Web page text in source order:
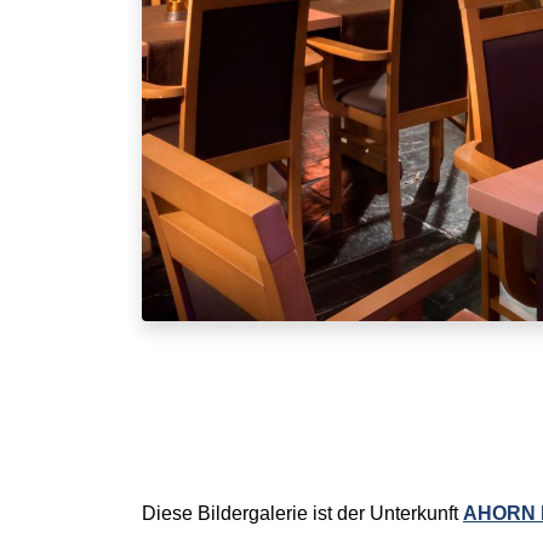
Diese Bildergalerie ist der Unterkunft AHORN